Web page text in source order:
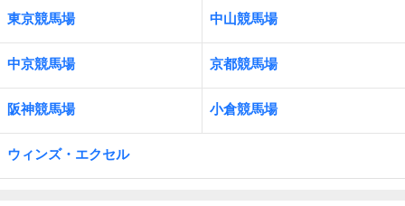
東京競馬場 中山競馬場
中京競馬場 京都競馬場
阪神競馬場 小倉競馬場
ウィンズ・エクセル